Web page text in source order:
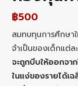
฿500
สมทบทุนการศึกษา
จำเป็นของเด็กแต่ล
จะถูกบีบให้ออกจา
ในแง่ของรายได้เ